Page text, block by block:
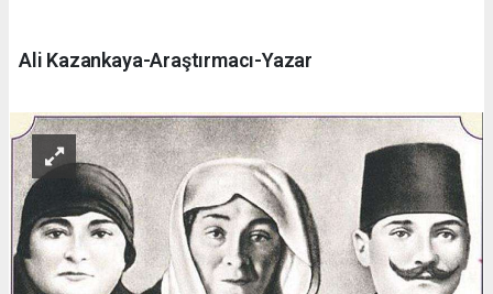
Ali Kazankaya-Araştırmacı-Yazar